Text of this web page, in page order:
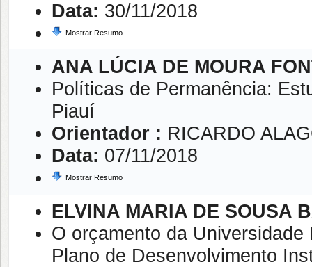
Data: 30/11/2018
Mostrar Resumo
ANA LÚCIA DE MOURA
Políticas de Permanência:
Piauí
Orientador : RICARDO
Data: 07/11/2018
Mostrar Resumo
ELVINA MARIA DE SOUSA
O orçamento da
Plano de Desenvolvimento